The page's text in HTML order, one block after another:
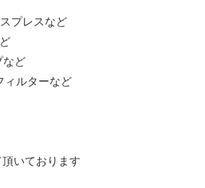
プレスなど
など
ィルターなど
いております